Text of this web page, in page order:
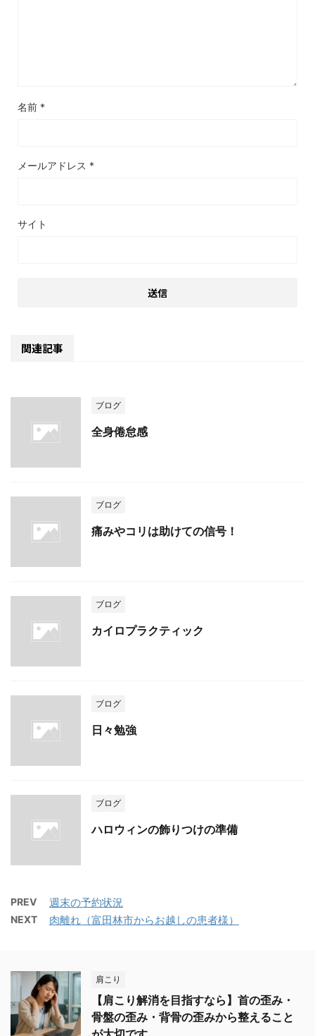
名前 *
メールアドレス *
サイト
関連記事
ブログ
全身倦怠感
ブログ
痛みやコリは助けての信号！
ブログ
カイロプラクティック
ブログ
日々勉強
ブログ
ハロウィンの飾りつけの準備
PREV 週末の予約状況
NEXT 肉離れ（富田林市からお越しの患者様）
肩こり
【肩こり解消を目指すなら】首の歪み・
骨盤の歪み・背骨の歪みから整えること